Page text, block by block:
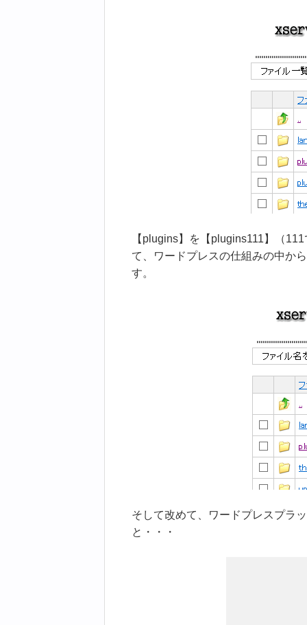
【plugins】を【plugins111】（
て、ワードプレスの仕組みの中か
す。
そして改めて、ワードプレスプラ
と・・・